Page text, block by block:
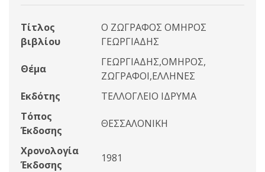
Τίτλος
βιβλίου
Ο ΖΩΓΡΑΦΟΣ ΟΜΗΡΟΣ
ΓΕΩΡΓΙΑΔΗΣ
Θέμα
ΓΕΩΡΓΙΑΔΗΣ,ΟΜΗΡΟΣ,
ΖΩΓΡΑΦΟΙ,ΕΛΛΗΝΕΣ
Εκδότης
ΤΕΛΛΟΓΛΕΙΟ ΙΔΡΥΜΑ
Τόπος
Έκδοσης
ΘΕΣΣΑΛΟΝΙΚΗ
Χρονολογία
Έκδοσης
1981